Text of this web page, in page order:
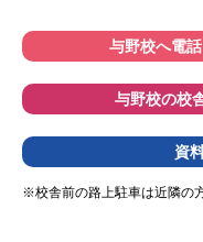
与野校へ電
与野校の校
資
※校舎前の路上駐車は近隣の